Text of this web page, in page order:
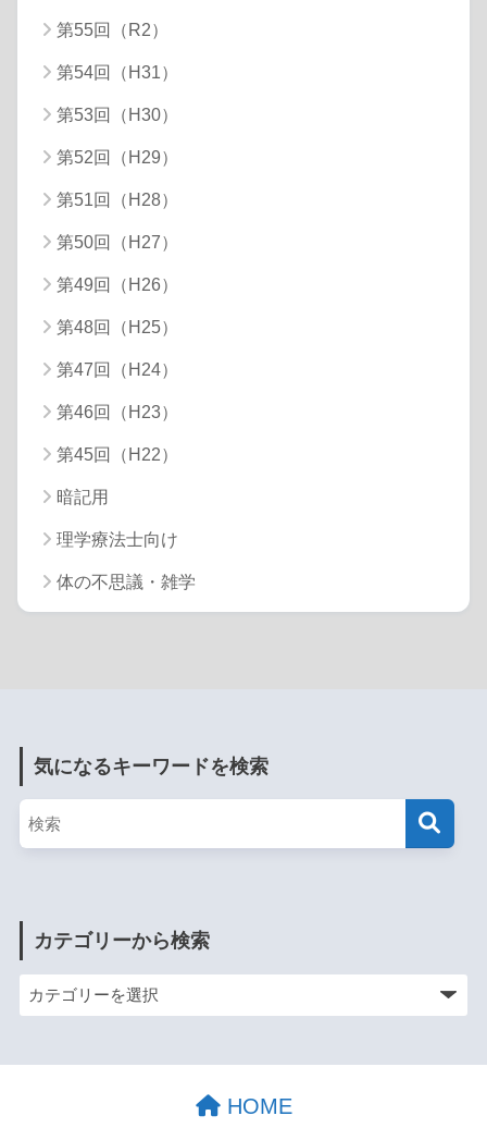
第55回（R2）
第54回（H31）
第53回（H30）
第52回（H29）
第51回（H28）
第50回（H27）
第49回（H26）
第48回（H25）
第47回（H24）
第46回（H23）
第45回（H22）
暗記用
理学療法士向け
体の不思議・雑学
気になるキーワードを検索
カテゴリーから検索
HOME